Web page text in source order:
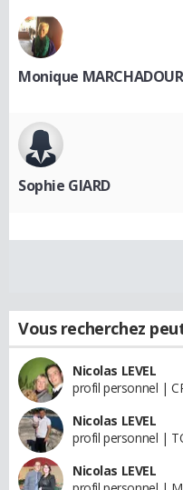
Monique MARCHADOUR
Sophie GIARD
Vous recherchez
Nicolas LEVEL
profil personnel |
Nicolas LEVEL
profil personnel |
Nicolas LEVEL